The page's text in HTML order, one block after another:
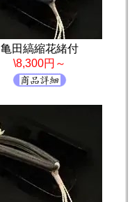
亀田縞縮花緒付
\8,300円～